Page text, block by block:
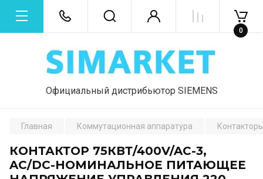
Официальный дистрибьютор SIEMENS
0
Главная Коммутационная аппаратура
КОНТАКТОР 75КВТ/400V/AC-3,
AC/DC-НОМИНАЛЬНОЕ ПИТАЮЩЕЕ